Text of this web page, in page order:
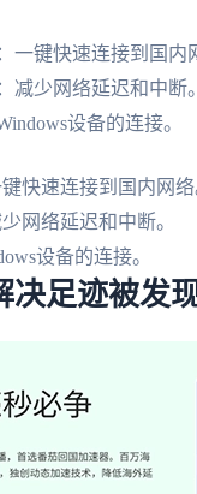
一键快速连接到国内
减少网络延迟和中断。
设备的连接。
快速连接到国内网络
网络延迟和中断。
设备的连接。
决足迹被发